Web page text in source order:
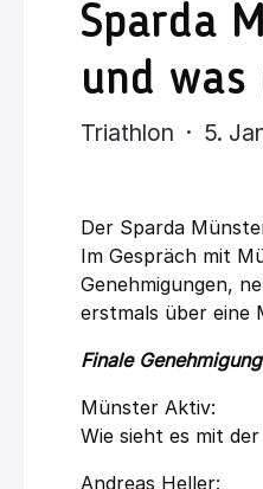
Sparda
und was
Triathlon · 5.
Der Sparda
Im Gespräch mit
Genehmigungen,
erstmals über eine
Finale
Münster Aktiv:
Wie sieht es mit
Andreas Heller: